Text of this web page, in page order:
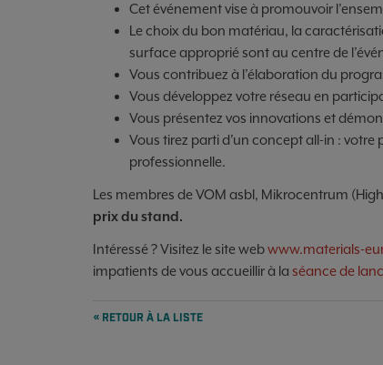
Cet événement vise à promouvoir
Le choix du bon matériau, la
surface approprié sont au centre de
Vous contribuez à l’élaboration du
Vous développez votre réseau en
Vous présentez vos innovations et
Vous tirez parti d’un concept all-in :
professionnelle.
Les membres de VOM asbl, Mikrocentrum
prix du stand.
Intéressé ? Visitez le site webwww.materials-
impatients de vous accueillir à la séance de
« RETOUR À LA LISTE